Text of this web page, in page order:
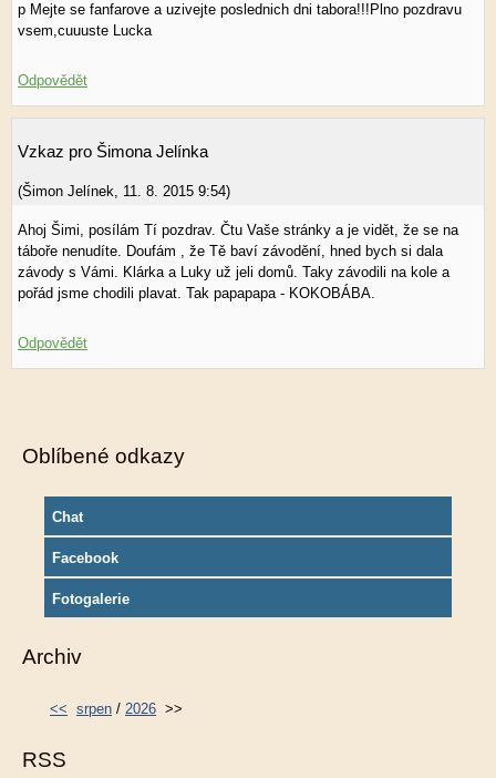
p Mejte se fanfarove a uzivejte poslednich dni tabora!!!Plno pozdravu
vsem,cuuuste Lucka
Odpovědět
Vzkaz pro Šimona Jelínka
(Šimon Jelínek, 11. 8. 2015 9:54)
Ahoj Šimi, posílám Tí pozdrav. Čtu Vaše stránky a je vidět, že se na
táboře nenudíte. Doufám , že Tě baví závodění, hned bych si dala
závody s Vámi. Klárka a Luky už jeli domů. Taky závodili na kole a
pořád jsme chodili plavat. Tak papapapa - KOKOBÁBA.
Odpovědět
Oblíbené odkazy
Chat
Facebook
Fotogalerie
Archiv
<< srpen / 2026 >>
RSS